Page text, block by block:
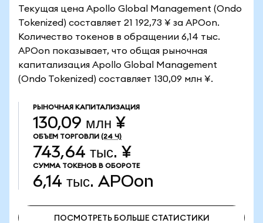
Текущая цена Apollo Global Management (Ondo
Tokenized) составляет 21 192,73 ¥ за APOon.
Количество токенов в обращении 6,14 тыс.
APOon показывает, что общая рыночная
капитализация Apollo Global Management
(Ondo Tokenized) составляет 130,09 млн ¥.
РЫНОЧНАЯ КАПИТАЛИЗАЦИЯ
130,09 млн ¥
ОБЪЕМ ТОРГОВЛИ (24 Ч)
743,64 тыс. ¥
СУММА ТОКЕНОВ В ОБОРОТЕ
6,14 тыс. APOon
ПОСМОТРЕТЬ БОЛЬШЕ СТАТИСТИКИ